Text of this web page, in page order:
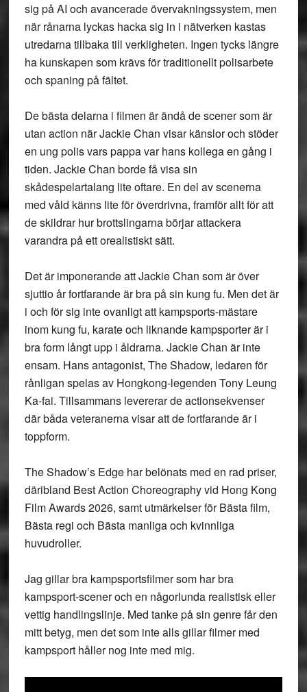
sig på AI och avancerade övervakningssystem, men
när rånarna lyckas hacka sig in i nätverken kastas
utredarna tillbaka till verkligheten. Ingen tycks längre
ha kunskapen som krävs för traditionellt polisarbete
och spaning på fältet.
De bästa delarna i filmen är ändå de scener som är
utan action när Jackie Chan visar känslor och stöder
en ung polis vars pappa var hans kollega en gång i
tiden. Jackie Chan borde få visa sin
skådespelartalang lite oftare. En del av scenerna
med våld känns lite för överdrivna, framför allt för att
de skildrar hur brottslingarna börjar attackera
varandra på ett orealistiskt sätt.
Det är imponerande att Jackie Chan som är över
sjuttio år fortfarande är bra på sin kung fu. Men det är
i och för sig inte ovanligt att kampsports-mästare
inom kung fu, karate och liknande kampsporter är i
bra form långt upp i åldrarna. Jackie Chan är inte
ensam. Hans antagonist, The Shadow, ledaren för
rånligan spelas av Hongkong-legenden Tony Leung
Ka-fai. Tillsammans levererar de actionsekvenser
där båda veteranerna visar att de fortfarande är i
toppform.
The Shadow’s Edge har belönats med en rad priser,
däribland Best Action Choreography vid Hong Kong
Film Awards 2026, samt utmärkelser för Bästa film,
Bästa regi och Bästa manliga och kvinnliga
huvudroller.
Jag gillar bra kampsportsfilmer som har bra
kampsport-scener och en någorlunda realistisk eller
vettig handlingslinje. Med tanke på sin genre får den
mitt betyg, men det som inte alls gillar filmer med
kampsport håller nog inte med mig.